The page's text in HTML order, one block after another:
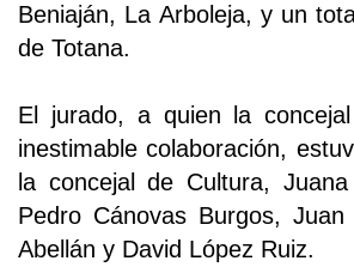
Beniaján, La Arboleja, y un
de Totana.
El jurado, a quien la
inestimable colaboración,
la concejal de Cultura,
Pedro Cánovas Burgos, Juan
Abellán y David López Ruiz.